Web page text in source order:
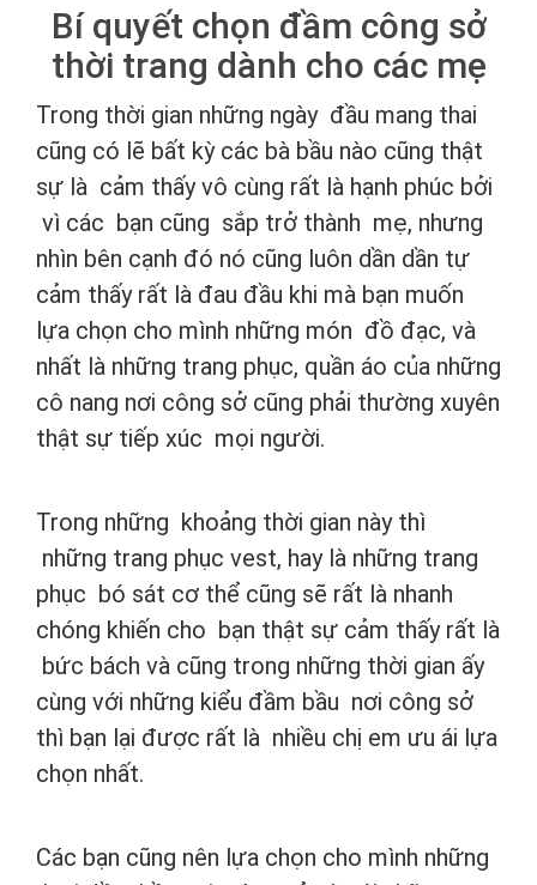
Bí quyết chọn đầm công sở
thời trang dành cho các mẹ
Trong thời gian những ngày đầu mang thai
cũng có lẽ bất kỳ các bà bầu nào cũng thật
sự là cảm thấy vô cùng rất là hạnh phúc bởi
vì các bạn cũng sắp trở thành mẹ, nhưng
nhìn bên cạnh đó nó cũng luôn dần dần tự
cảm thấy rất là đau đầu khi mà bạn muốn
lựa chọn cho mình những món đồ đạc, và
nhất là những trang phục, quần áo của những
cô nang nơi công sở cũng phải thường xuyên
thật sự tiếp xúc mọi người.
Trong những khoảng thời gian này thì
những trang phục vest, hay là những trang
phục bó sát cơ thể cũng sẽ rất là nhanh
chóng khiến cho bạn thật sự cảm thấy rất là
bức bách và cũng trong những thời gian ấy
cùng với những kiểu đầm bầu nơi công sở
thì bạn lại được rất là nhiều chị em ưu ái lựa
chọn nhất.
Các bạn cũng nên lựa chọn cho mình những